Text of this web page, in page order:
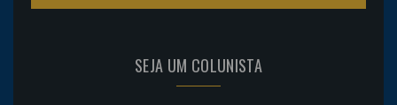
SEJA UM COLUNISTA